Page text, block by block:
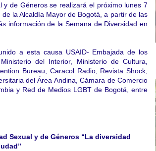
y de Géneros se realizará el próximo lunes 7
la Alcaldía Mayor de Bogotá, a partir de las
información de la Semana de Diversidad en
a esta causa USAID- Embajada de los
del Interior, Ministerio de Cultura,
Bureau, Caracol Radio, Revista Shock,
del Área Andina, Cámara de Comercio
y Red de Medios LGBT de Bogotá, entre
Sexual y de Géneros“La diversidad